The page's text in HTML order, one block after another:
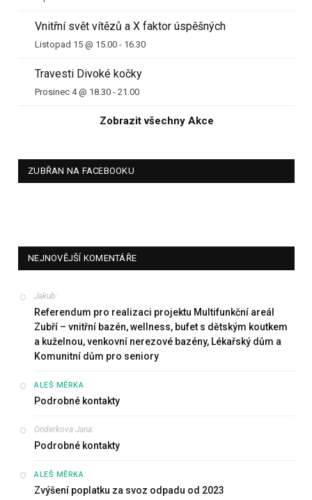
Vnitřní svět vítězů a X faktor úspěšných
Listopad 15 @ 15.00 - 16.30
Travesti Divoké kočky
Prosinec 4 @ 18.30 - 21.00
Zobrazit všechny Akce
ZUBŘAN NA FACEBOOKU
NEJNOVĚJŠÍ KOMENTÁŘE
Jakub:
Referendum pro realizaci projektu Multifunkční areál
Zubří – vnitřní bazén, wellness, bufet s dětským koutkem
a kuželnou, venkovní nerezové bazény, Lékařský dům a
Komunitní dům pro seniory
ALEŠ MĚRKA:
Podrobné kontakty
Onderkova Jana:
Podrobné kontakty
ALEŠ MĚRKA:
Zvýšení poplatku za svoz odpadu od 2023